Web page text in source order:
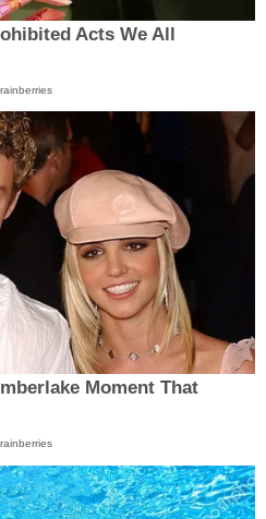
Acts We All
Moment That